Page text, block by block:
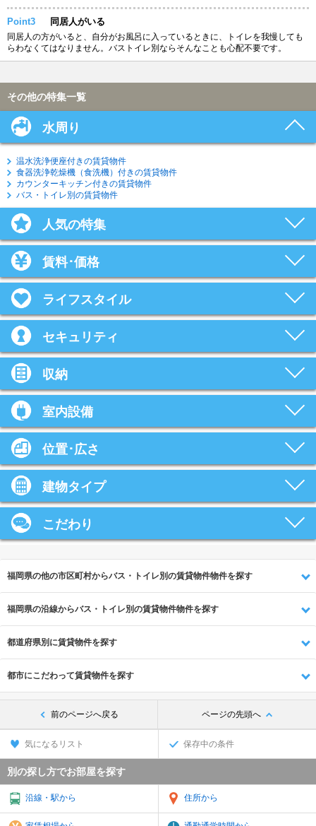
Point3 同居人がいる
同居人の方がいると、自分がお風呂に入っているときに、トイレを我慢しても
らわなくてはなりません。バストイレ別ならそんなことも心配不要です。
その他の特集一覧
水周り
温水洗浄便座付きの賃貸物件
食器洗浄乾燥機（食洗機）付きの賃貸物件
カウンターキッチン付きの賃貸物件
バス・トイレ別の賃貸物件
人気の特集
賃料･価格
ライフスタイル
セキュリティ
収納
室内設備
位置･広さ
建物タイプ
こだわり
福岡県の他の市区町村からバス・トイレ別の賃貸物件物件を探す
福岡県の沿線からバス・トイレ別の賃貸物件物件を探す
都道府県別に賃貸物件を探す
都市にこだわって賃貸物件を探す
前のページへ戻る ページの先頭へ
気になるリスト 保存中の条件
別の探し方でお部屋を探す
沿線・駅から 住所から